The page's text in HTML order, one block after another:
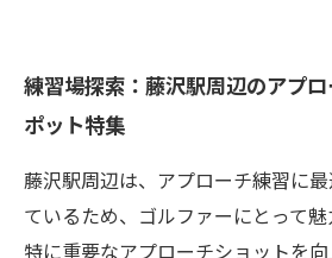
練習場探索：藤沢駅周辺のアプ
ポット特集
藤沢駅周辺は、アプローチ練習に
ているため、ゴルファーにとって魅
特に重要なアプローチショットを